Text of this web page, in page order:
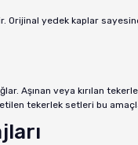
Orijinal yedek kaplar
Aşınan veya kırılan
tekerlek setleri bu